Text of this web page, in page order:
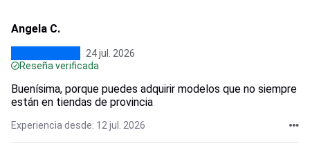
Angela C.
24 jul. 2026
Reseña verificada
Buenísima, porque puedes adquirir modelos que no siempre
están en tiendas de provincia
Experiencia desde: 12 jul. 2026